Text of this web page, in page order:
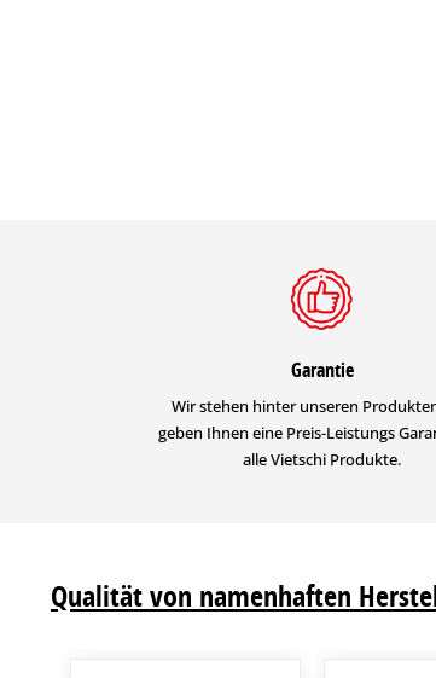
Garantie
Wir stehen hinter unseren
geben Ihnen eine Preis-Leistungs
alle Vietschi Produkte.
Qualität von namenhaften